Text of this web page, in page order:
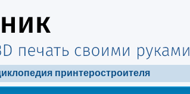
принтеростроителя